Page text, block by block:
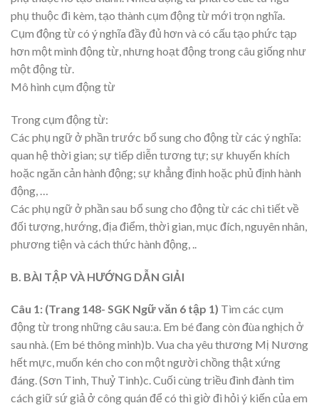
phụ thuộc đi kèm, tạo thành cụm động từ mới trọn nghĩa.
Cụm động từ có ý nghĩa đầy đủ hơn và có cấu tạo phức tạp
hơn một mình động từ, nhưng hoạt động trong câu giống như
một động từ.
Mô hình cụm động từ
Trong cụm động từ:
Các phụ ngữ ở phần trước bổ sung cho động từ các ý nghĩa:
quan hệ thời gian; sự tiếp diễn tương tự; sự khuyến khích
hoặc ngăn cản hành động; sự khẳng định hoặc phủ định hành
động, …
Các phụ ngữ ở phần sau bổ sung cho động từ các chi tiết về
đối tượng, hướng, địa điểm, thời gian, mục đích, nguyên nhân,
phương tiện và cách thức hành động, ..
B. BÀI TẬP VÀ HƯỚNG DẪN GIẢI
Câu 1: (Trang 148- SGK Ngữ văn 6 tập 1) Tìm các cụm
động từ trong những câu sau:a. Em bé đang còn đùa nghịch ở
sau nhà. (Em bé thông minh)b. Vua cha yêu thương Mị Nương
hết mực, muốn kén cho con một người chồng thật xứng
đáng. (Sơn Tinh, Thuỷ Tinh)c. Cuối cùng triều đình đành tìm
cách giữ sứ giả ở công quán để có thì giờ đi hỏi ý kiến của em